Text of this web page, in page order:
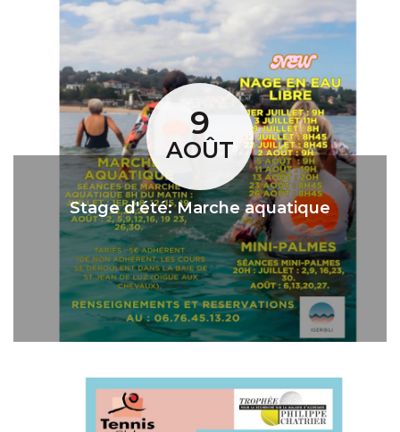
9
AOÛT
Stage d'été: Marche aquatique